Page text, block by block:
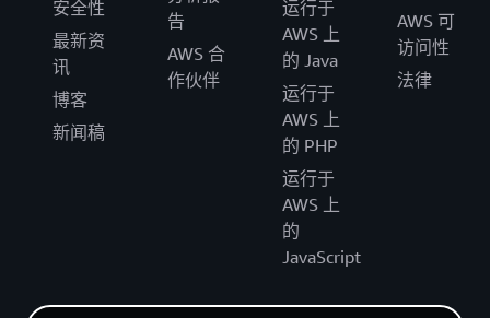
安全性
最新资
讯
博客
新闻稿
告
AWS 合
作伙伴
运行于
AWS 上
的 Java
运行于
AWS 上
的 PHP
运行于
AWS 上
的
JavaScript
AWS 可
访问性
法律